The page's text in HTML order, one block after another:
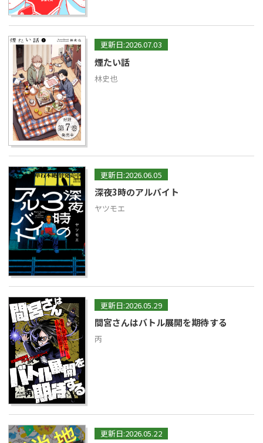
更新日:2026.07.03
煙たい話
林史也
更新日:2026.06.05
深夜3時のアルバイト
ヤツモエ
更新日:2026.05.29
間宮さんはバトル展開を期待する
丙
更新日:2026.05.22